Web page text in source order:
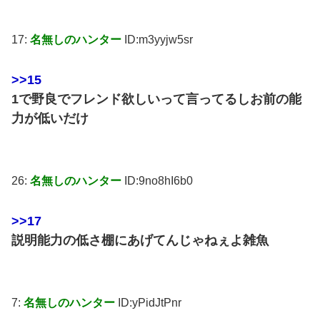
17: 名無しのハンター ID:m3yyjw5sr
>>15
1で野良でフレンド欲しいって言ってるしお前の能
力が低いだけ
26: 名無しのハンター ID:9no8hI6b0
>>17
説明能力の低さ棚にあげてんじゃねぇよ雑魚
7: 名無しのハンター ID:yPidJtPnr